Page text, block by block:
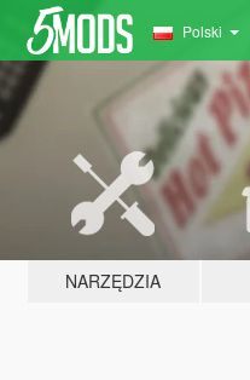
Polski
NARZĘDZIA